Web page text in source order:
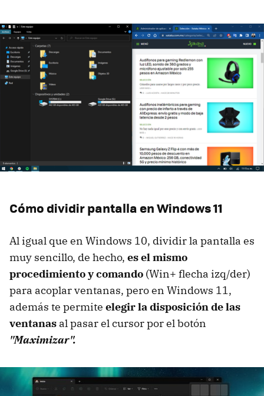
Cómo dividir pantalla en Windows 11
Al igual que en Windows 10, dividir la pantalla es
muy sencillo, de hecho, es el mismo
procedimiento y comando (Win+ flecha izq/der)
para acoplar ventanas, pero en Windows 11,
además te permite elegir la disposición de las
ventanas al pasar el cursor por el botón
"Maximizar".